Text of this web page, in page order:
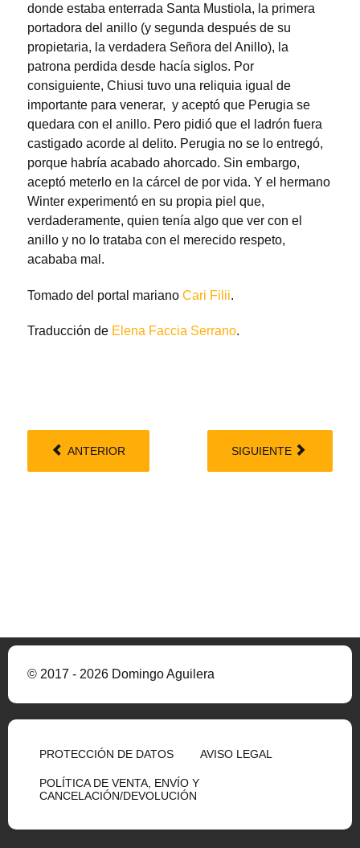
donde estaba enterrada Santa Mustiola, la primera
portadora del anillo (y segunda después de su
propietaria, la verdadera Señora del Anillo), la
patrona perdida desde hacía siglos. Por
consiguiente, Chiusi tuvo una reliquia igual de
importante para venerar, y aceptó que Perugia se
quedara con el anillo. Pero pidió que el ladrón fuera
castigado acorde al delito. Perugia no se lo entregó,
porque habría acabado ahorcado. Sin embargo,
aceptó meterlo en la cárcel de por vida. Y el hermano
Winter experimentó en su propia piel que,
verdaderamente, quien tenía algo que ver con el
anillo y no lo trataba con el merecido respeto,
acababa mal.
Tomado del portal mariano Cari Filii.
Traducción de Elena Faccia Serrano.
ANTERIOR SIGUIENTE
© 2017 - 2026 Domingo Aguilera
PROTECCIÓN DE DATOS AVISO LEGAL
POLÍTICA DE VENTA, ENVÍO Y
CANCELACIÓN/DEVOLUCIÓN